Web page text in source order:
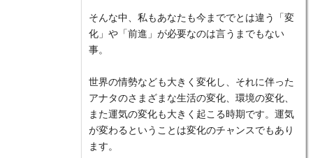
そんな中、私もあなたも今まででとは違う「変
化」や「前進」が必要なのは言うまでもない
事。
世界の情勢なども大きく変化し、それに伴った
アナタのさまざまな生活の変化、環境の変化、
また運気の変化も大きく起こる時期です。運気
が変わるということは変化のチャンスでもあり
ます。